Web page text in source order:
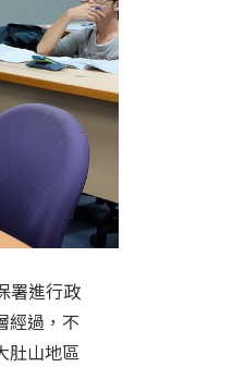
署進行政
經過，不
肚山地區